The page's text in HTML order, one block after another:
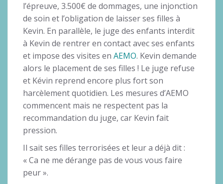
l’épreuve, 3.500€ de dommages, une injonction
de soin et l’obligation de laisser ses filles à
Kevin. En parallèle, le juge des enfants interdit
à Kevin de rentrer en contact avec ses enfants
et impose des visites en AEMO. Kevin demande
alors le placement de ses filles ! Le juge refuse
et Kévin reprend encore plus fort son
harcèlement quotidien. Les mesures d’AEMO
commencent mais ne respectent pas la
recommandation du juge, car Kevin fait
pression.
Il sait ses filles terrorisées et leur a déjà dit :
« Ca ne me dérange pas de vous vous faire
peur ».